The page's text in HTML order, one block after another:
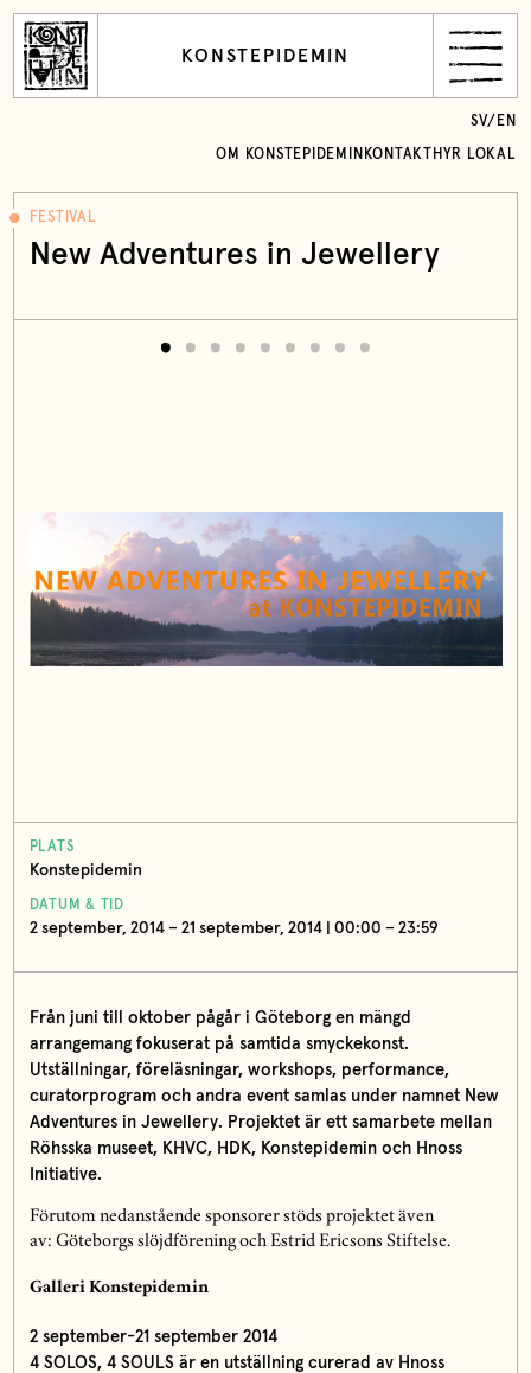
KONSTEPIDEMIN
OM KONSTEPIDEMIN KONTAKT HYR LOKAL
SV/ EN
FESTIVAL
New Adventures in Jewellery
PLATS
Konstepidemin
DATUM & TID
2 september, 2014 – 21 september, 2014 | 00:00 – 23:59
Från juni till oktober pågår i Göteborg en mängd
arrangemang fokuserat på samtida smyckekonst.
Utställningar, föreläsningar, workshops, performance,
curatorprogram och andra event samlas under namnet New
Adventures in Jewellery. Projektet är ett samarbete mellan
Röhsska museet, KHVC, HDK, Konstepidemin och Hnoss
Initiative.
Förutom nedanstående sponsorer stöds projektet även
av: Göteborgs slöjdförening och Estrid Ericsons Stiftelse.
Galleri Konstepidemin
2 september-21 september 2014
4 SOLOS, 4 SOULS är en utställning curerad av Hnoss